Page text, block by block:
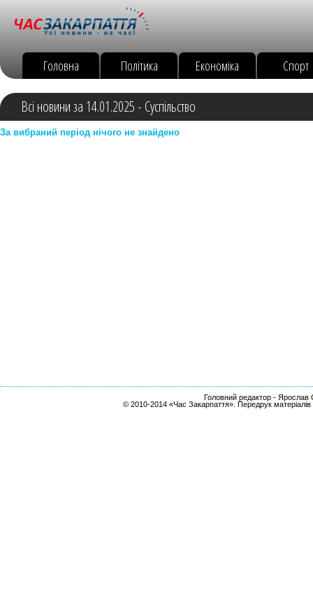
Головна Політика Економіка Спорт
Всі новини за 14.01.2025 - Суспільство
За вибраний період нічого не знайдено
Головний редактор - Ярослав
© 2010-2014 «Час Закарпаття». Передрук